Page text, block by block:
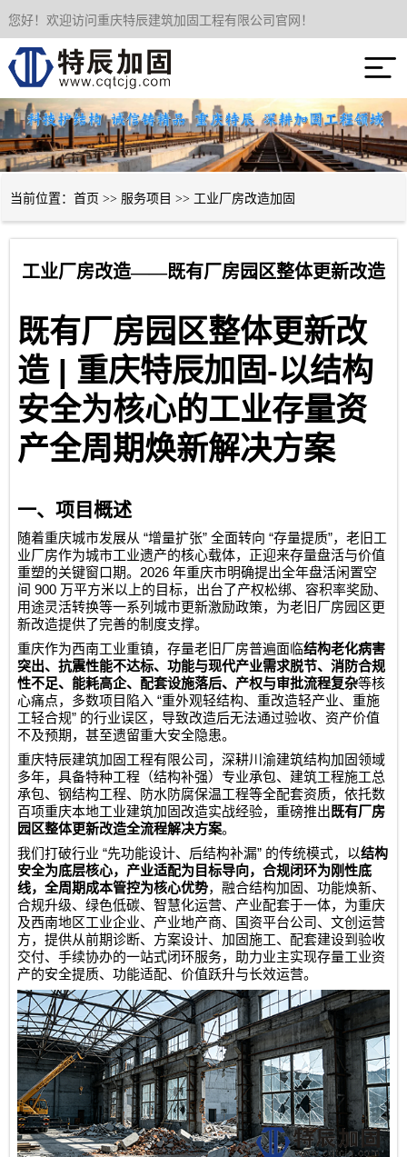
您好！欢迎访问重庆特辰建筑加固工程有限公司官网！

网站首页
服务项目
联系我们
当前位置： 首页 >> 服务项目 >> 工业厂房改造加固
工业厂房改造——既有厂房园区整体更新改造
既有厂房园区整体更新改
造| 重庆特辰加固-以结构
安全为核心的工业存量资
产全周期焕新解决方案
一、项目概述
随着重庆城市发展从 “增量扩张”全面转向“存量提质”，老旧工
业厂房作为城市工业遗产的核心载体，正迎来存量盘活与价值
重塑的关键窗口期。2026年重庆市明确提出全年盘活闲置空
间900 万平方米以上的目标，出台了产权松绑、容积率奖励、
用途灵活转换等一系列城市更新激励政策，为老旧厂房园区更
新改造提供了完善的制度支撑。
重庆作为西南工业重镇，存量老旧厂房普遍面临结构老化病害
突出、抗震性能不达标、功能与现代产业需求脱节、消防合规
性不足、能耗高企、配套设施落后、产权与审批流程复杂等核
心痛点，多数项目陷入 “重外观轻结构、重改造轻产业、重施
工轻合规” 的行业误区，导致改造后无法通过验收、资产价值
不及预期，甚至遗留重大安全隐患。
重庆特辰建筑加固工程有限公司 ，深耕川渝建筑结构加固领域
多年，具备特种工程（结构补强）专业承包、建筑工程施工总
承包、钢结构工程、防水防腐保温工程等全配套资质，依托数
百项重庆本地工业建筑加固改造实战经验，重磅推出既有厂房
园区整体更新改造全流程解决方案。
我们打破行业 “先功能设计、后结构补漏” 的传统模式，以结构
安全为底层核心，产业适配为目标导向，合规闭环为刚性底
线，全周期成本管控为核心优势，融合结构加固、功能焕新、
合规升级、绿色低碳、智慧化运营、产业配套于一体，为重庆
及西南地区工业企业、产业地产商、国资平台公司、文创运营
方，提供从前期诊断、方案设计、加固施工、配套建设到验收
交付、手续协办的一站式闭环服务，助力业主实现存量工业资
产的安全提质、功能适配、价值跃升与长效运营。